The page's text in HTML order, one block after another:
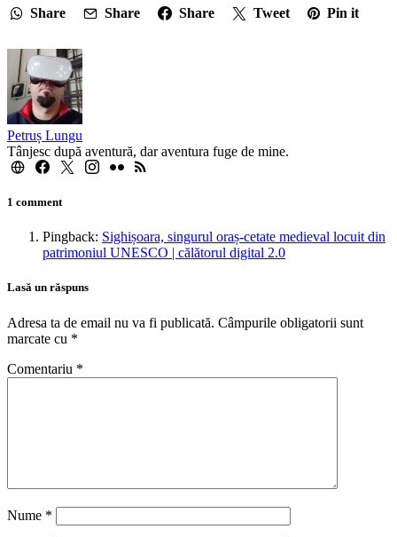
Share Share Share Tweet Pin it
Petruș Lungu
Tânjesc după aventură, dar aventura fuge de mine.
1 comment
Pingback: Sighișoara, singurul oraș-cetate medieval locuit din
patrimoniul UNESCO | călătorul digital 2.0
Lasă un răspuns
Adresa ta de email nu va fi publicată. Câmpurile obligatorii sunt
marcate cu *
Comentariu *
Nume *